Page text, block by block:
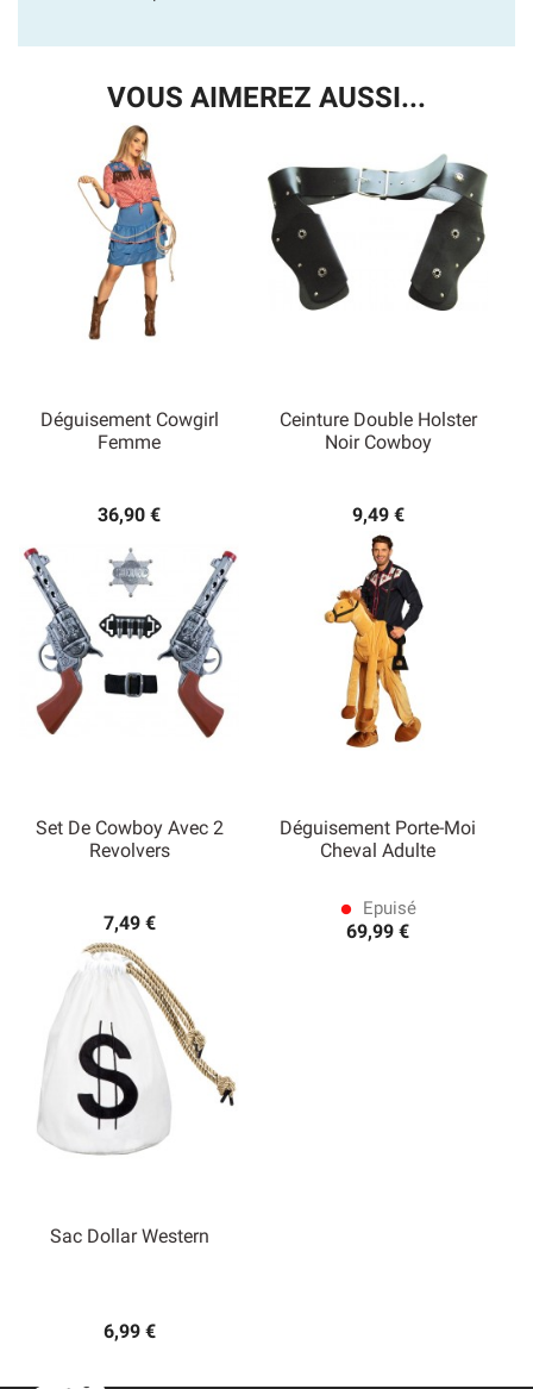
VOUS AIMEREZ AUSSI...
Déguisement Cowgirl
Femme
36,90 €
Ceinture Double Holster
Noir Cowboy
9,49 €
Set De Cowboy Avec 2
Revolvers
7,49 €
Déguisement Porte-Moi
Cheval Adulte
lens Epuisé
69,99 €
Sac Dollar Western
6,99 €